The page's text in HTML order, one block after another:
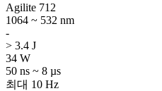
Agilite 712
1064 ~ 532 nm
-
> 3.4 J
34 W
50 ns ~ 8 µs
최대 10 Hz